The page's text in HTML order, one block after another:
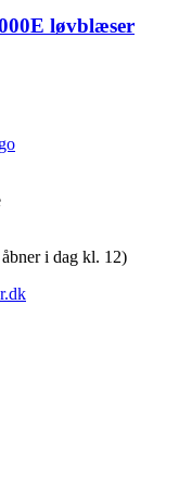
løvblæser
i dag kl. 12)